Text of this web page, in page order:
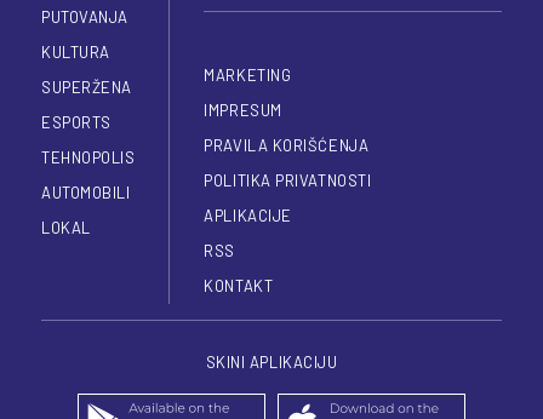
PUTOVANJA
KULTURA
SUPERŽENA
ESPORTS
TEHNOPOLIS
AUTOMOBILI
LOKAL
MARKETING
IMPRESUM
PRAVILA KORIŠĆENJA
POLITIKA PRIVATNOSTI
APLIKACIJE
RSS
KONTAKT
SKINI APLIKACIJU